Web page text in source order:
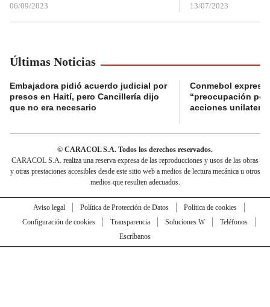
06/09/2023 13/07/2023
Últimas Noticias
Embajadora pidió acuerdo judicial por
presos en Haití, pero Cancillería dijo
que no era necesario
Conmebol expresó
“preocupación
acciones
© CARACOL S.A. Todos los derechos reservados.
CARACOL S.A. realiza una reserva expresa de las reproducciones y usos de las obras
y otras prestaciones accesibles desde este sitio web a medios de lectura mecánica u otros
medios que resulten adecuados.
Aviso legal Política de Protección de Datos
Política de cookies
Configuración de cookies
Transparencia Soluciones W
Teléfonos
Escríbanos